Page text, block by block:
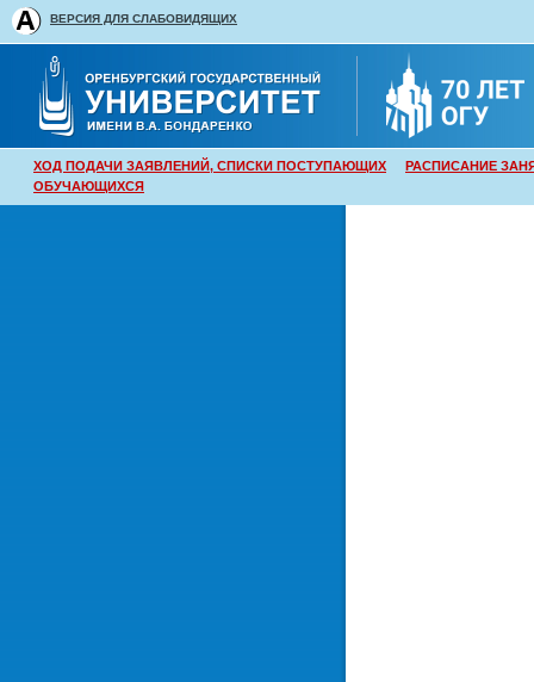
ВЕРСИЯ ДЛЯ СЛАБОВИДЯЩИХ
ХОД ПОДАЧИ ЗАЯВЛЕНИЙ, СПИСКИ ПОСТУПАЮЩИХ
РАСПИСАНИЕ
ОБУЧАЮЩИХСЯ